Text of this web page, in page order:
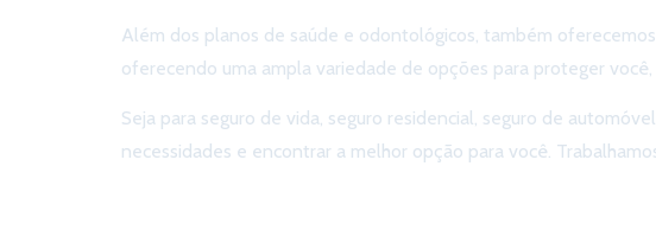
Além dos planos de saúde e odontológicos, também
oferecendo uma ampla variedade de opções para proteger você,
Seja para seguro de vida, seguro residencial, seguro de
necessidades e encontrar a melhor opção para você.